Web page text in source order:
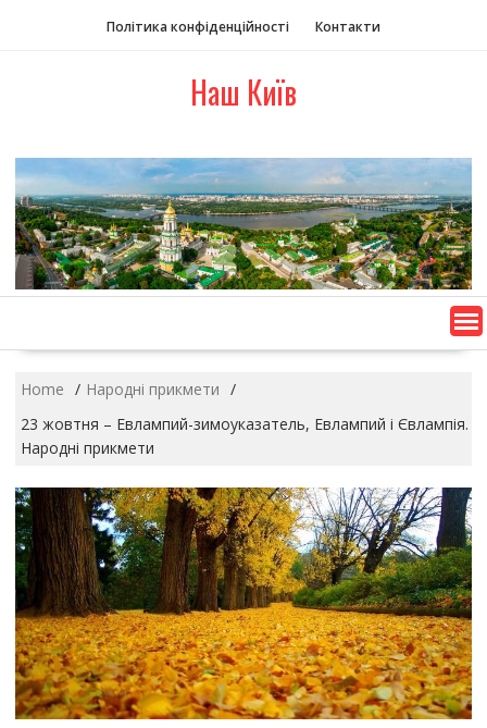
t
Політика конфіденційності Контакти
Наш Київ
Home
Народні прикмети
23 жовтня – Евлампий-зимоуказатель, Евлампий і Євлампія.
Народні прикмети